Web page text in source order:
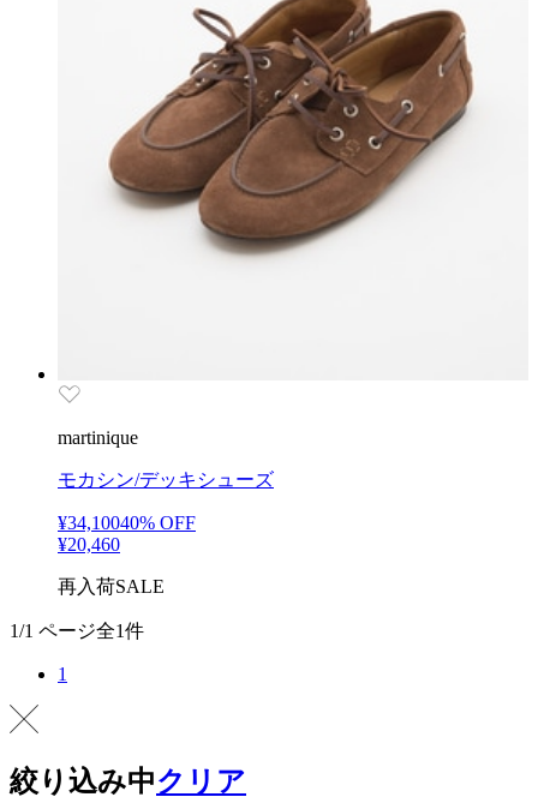
martinique
モカシン/デッキシューズ
¥34,10040% OFF
¥20,460
再入荷SALE
1/1 ページ全1件
1
絞り込み中クリア